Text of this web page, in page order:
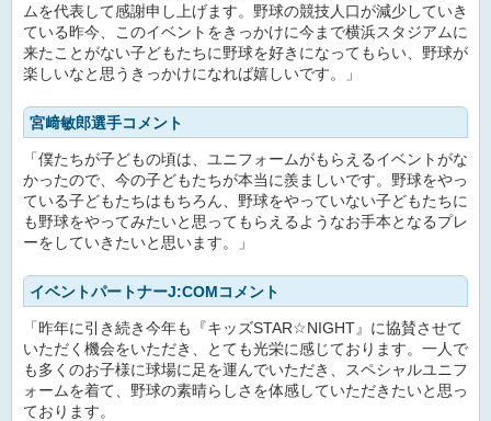
ムを代表して感謝申し上げます。野球の競技人口が減少していき
ている昨今、このイベントをきっかけに今まで横浜スタジアムに
来たことがない子どもたちに野球を好きになってもらい、野球が
楽しいなと思うきっかけになれば嬉しいです。」
宮﨑敏郎選手コメント
「僕たちが子どもの頃は、ユニフォームがもらえるイベントがな
かったので、今の子どもたちが本当に羨ましいです。野球をやっ
ている子どもたちはもちろん、野球をやっていない子どもたちに
も野球をやってみたいと思ってもらえるようなお手本となるプレ
ーをしていきたいと思います。」
イベントパートナーJ:COMコメント
「昨年に引き続き今年も『キッズSTAR☆NIGHT』に協賛させて
いただく機会をいただき、とても光栄に感じております。一人で
も多くのお子様に球場に足を運んでいただき、スペシャルユニフ
ォームを着て、野球の素晴らしさを体感していただきたいと思っ
ております。